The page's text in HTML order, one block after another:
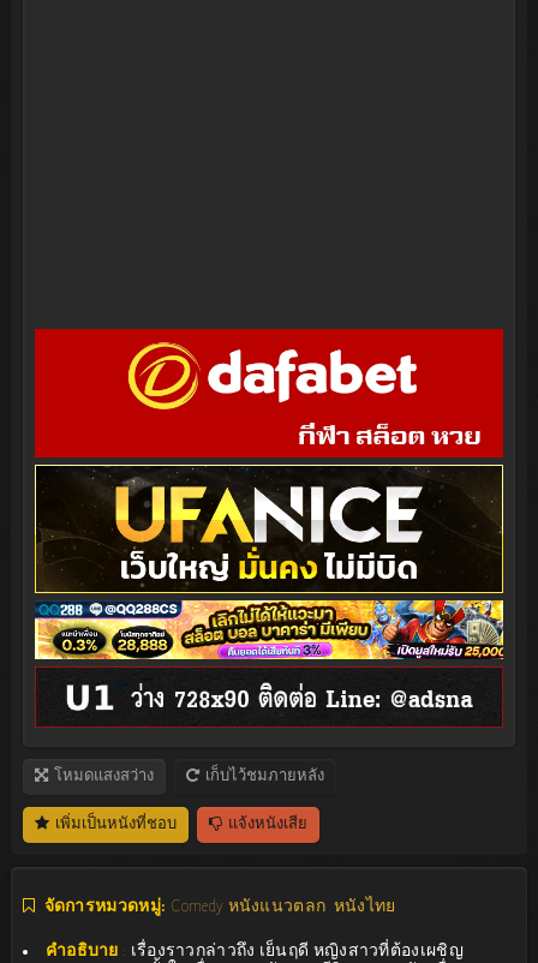
โหมดแสงสว่าง เก็บไว้ชมภายหลัง
เพิ่มเป็นหนังที่ชอบ แจ้งหนังเสีย
จัดการหมวดหมู่: Comedy หนังแนวตลก หนังไทย
คำอธิบาย : เรื่องราวกล่าวถึง เย็นฤดี หญิงสาวที่ต้องเผชิญ